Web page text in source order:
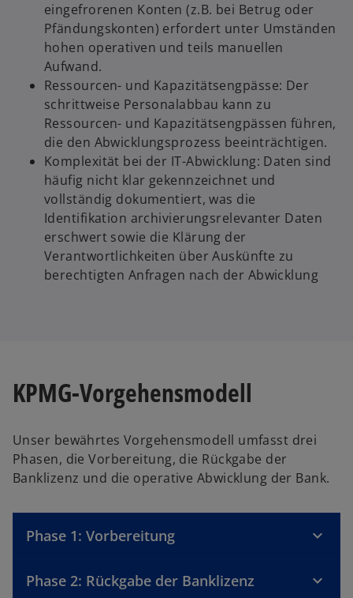
eingefrorenen Konten (z.B. bei Betrug oder
Pfändungskonten) erfordert unter Umständen
hohen operativen und teils manuellen
Aufwand.
Ressourcen- und Kapazitätsengpässe: Der
schrittweise Personalabbau kann zu
Ressourcen- und Kapazitätsengpässen führen,
die den Abwicklungsprozess beeinträchtigen.
Komplexität bei der IT-Abwicklung: Daten sind
häufig nicht klar gekennzeichnet und
vollständig dokumentiert, was die
Identifikation archivierungsrelevanter Daten
erschwert sowie die Klärung der
Verantwortlichkeiten über Auskünfte zu
berechtigten Anfragen nach der Abwicklung
KPMG-Vorgehensmodell
Unser bewährtes Vorgehensmodell umfasst drei
Phasen, die Vorbereitung, die Rückgabe der
Banklizenz und die operative Abwicklung der Bank.
Phase 1: Vorbereitung
Phase 2: Rückgabe der Banklizenz